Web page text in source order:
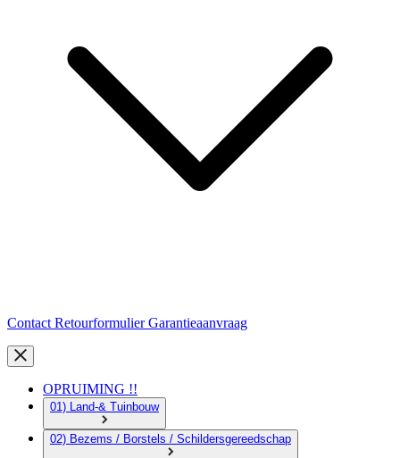
Contact RetourformulierGarantieaanvraag
OPRUIMING !!
01) Land-& Tuinbouw
02) Bezems / Borstels / Schildersgereedschap